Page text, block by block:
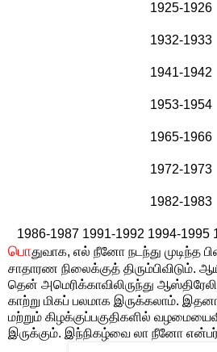
1925-1926
1932-1933
1941-1942
1953-1954
1965-1966
1972-1973
1982-1983
1986-1987 1991-1992 1994-1995
பொதுவாக, எல் நீனோ நடந்து முடிந்த
சாதாரண நிலைக்குத் திரும்பிவிடும்.
தென் அமெரிக்காவிலிருந்து
காற்று மிகப் பலமாக இருக்கலாம்.
மற்றும் கிழக்குப்பகுதிகளில்
இருக்கும். இந்நிகழ்வை லா நீனோ